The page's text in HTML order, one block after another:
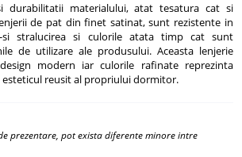
durabilitatii materialului, atat tesatura cat si
de pat din finet satinat, sunt rezistente in
si stralucirea si culorile atata timp cat sunt
de utilizare ale produsului. Aceasta lenjerie
modern iar culorile rafinate reprezinta
esteticul reusit al propriului dormitor.
prezentare, pot exista diferente minore intre